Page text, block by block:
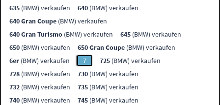
635 (BMW) verkaufen 640 (BMW) verkaufen
640 Gran Coupe (BMW) verkaufen
640 Gran Turismo (BMW) verkaufen 645 (BMW) verkaufen
650 (BMW) verkaufen 650 Gran Coupe (BMW) verkaufen
6er (BMW) verkaufen 7 725 (BMW) verkaufen
728 (BMW) verkaufen 730 (BMW) verkaufen
732 (BMW) verkaufen 735 (BMW) verkaufen
740 (BMW) verkaufen 745 (BMW) verkaufen